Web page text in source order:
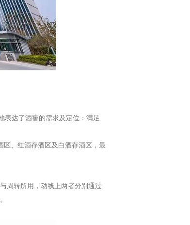
达了酒窖的需求及定位：满足
、红酒存酒区及白酒存酒区，最
周转所用，动线上两者分别通过